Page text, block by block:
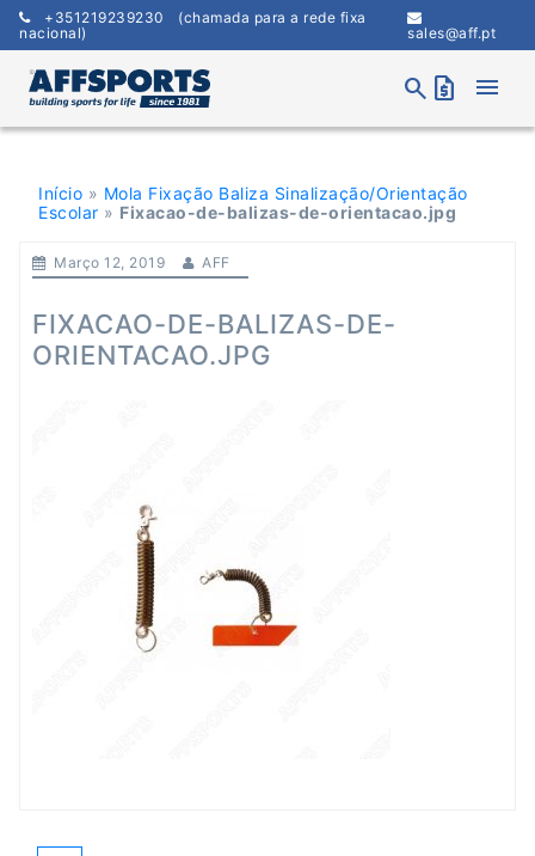
Skip
content
+351219239230 (chamada para a rede fixa
nacional)
sales@aff.pt
search request_quote menu
Início » Mola Fixação Baliza Sinalização/Orientação
Escolar » Fixacao-de-balizas-de-orientacao.jpg
Março 12, 2019 AFF
FIXACAO-DE-BALIZAS-DE-
ORIENTACAO.JPG